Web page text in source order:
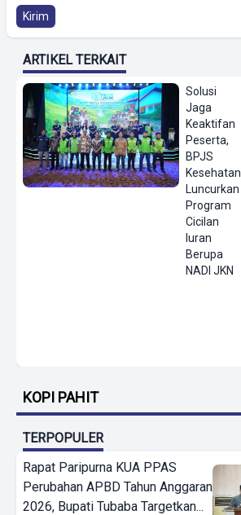
Kirim
ARTIKEL TERKAIT
Solusi
Jaga
Keaktifan
Peserta,
BPJS
Kesehatan
Luncurkan
Program
Cicilan
Iuran
Berupa
NADI JKN
KOPI PAHIT
TERPOPULER
Rapat Paripurna KUA PPAS
Perubahan APBD Tahun Anggaran
2026, Bupati Tubaba Targetkan...